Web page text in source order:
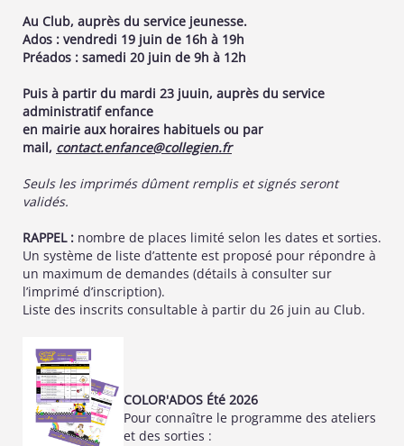
Au Club, auprès du service jeunesse.
Ados : vendredi 19 juin de 16h à 19h
Préados : samedi 20 juin de 9h à 12h
Puis à partir du mardi 23 juuin, auprès du service
administratif enfance
en mairie aux horaires habituels ou par
mail, contact.enfance@collegien.fr
Seuls les imprimés dûment remplis et signés seront
validés.
RAPPEL : nombre de places limité selon les dates et sorties.
Un système de liste d’attente est proposé pour répondre à
un maximum de demandes (détails à consulter sur
l’imprimé d’inscription).
Liste des inscrits consultable à partir du 26 juin au Club.
COLOR'ADOS Été 2026
Pour connaître le programme des ateliers
et des sorties :